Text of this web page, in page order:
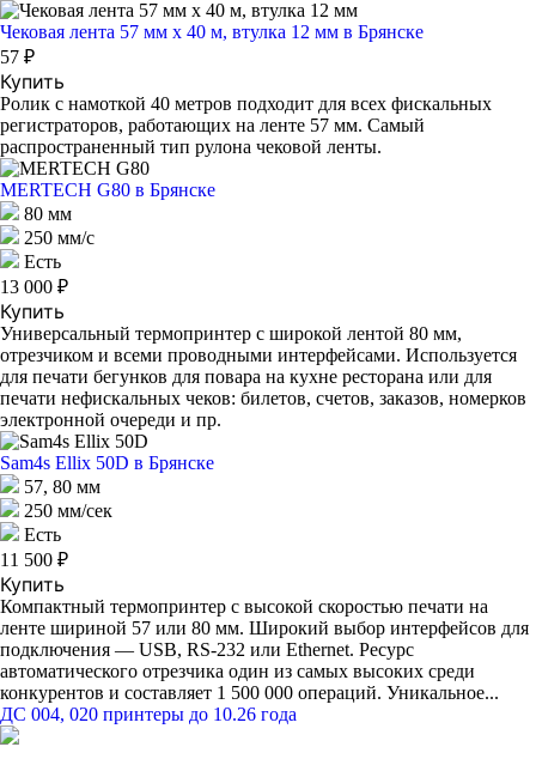
Чековая лента 57 мм x 40 м, втулка 12 мм в Брянске
57 ₽
Купить
Ролик с намоткой 40 метров подходит для всех фискальных
регистраторов, работающих на ленте 57 мм. Самый
распространенный тип рулона чековой ленты.
MERTECH G80 в Брянске
80 мм
250 мм/с
Есть
13 000 ₽
Купить
Универсальный термопринтер с широкой лентой 80 мм,
отрезчиком и всеми проводными интерфейсами. Используется
для печати бегунков для повара на кухне ресторана или для
печати нефискальных чеков: билетов, счетов, заказов, номерков
электронной очереди и пр.
Sam4s Ellix 50D в Брянске
57, 80 мм
250 мм/сек
Есть
11 500 ₽
Купить
Компактный термопринтер с высокой скоростью печати на
ленте шириной 57 или 80 мм. Широкий выбор интерфейсов для
подключения — USB, RS-232 или Ethernet. Ресурс
автоматического отрезчика один из самых высоких среди
конкурентов и составляет 1 500 000 операций. Уникальное...
ДС 004, 020 принтеры до 10.26 года